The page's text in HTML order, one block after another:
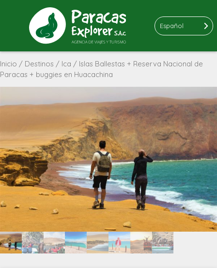
Español
Inicio / Destinos / Ica / Islas Ballestas + Reserva Nacional de
Paracas + buggies en Huacachina